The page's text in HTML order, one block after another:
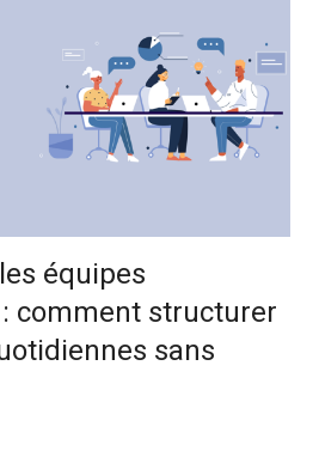
équipes
comment structurer
sans